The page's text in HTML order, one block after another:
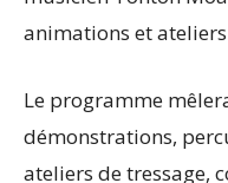
animations et
Le programme
démonstrations,
ateliers de tressage,